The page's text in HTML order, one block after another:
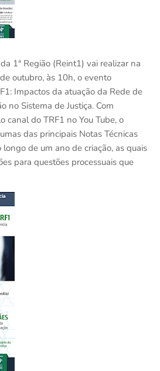
1ª Região (Reint1) vai realizar na
outubro, às 10h, o evento
Impactos da atuação da Rede de
no Sistema de Justiça. Com
canal do TRF1 no You Tube, o
das principais Notas Técnicas
de um ano de criação, as quais
para questões processuais que